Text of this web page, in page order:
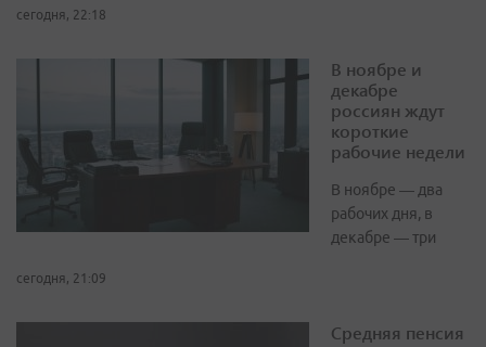
сегодня, 22:18
В ноябре и
декабре
россиян ждут
короткие
рабочие недели
В ноябре — два
рабочих дня, в
декабре — три
сегодня, 21:09
Средняя пенсия